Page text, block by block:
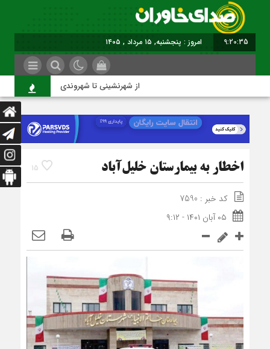
9:20:35 امروز : پنجشنبه, ۱۵ مرداد , ۱۴۰۵
از شهرنشینی تا شهروندی
15 اخطار به بیمارستان خلیل‌آباد
کد خبر : 7590
۰۵ آبان ۱۴۰۱ - ۹:۱۲